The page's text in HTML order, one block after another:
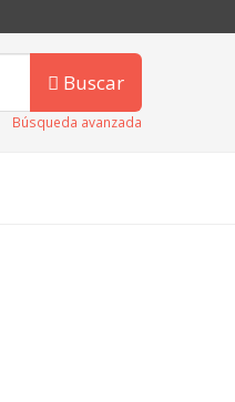
Buscar
Búsqueda avanzada